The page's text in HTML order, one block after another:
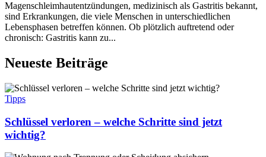
Magenschleimhautentzündungen, medizinisch als Gastritis bekannt,
sind Erkrankungen, die viele Menschen in unterschiedlichen
Lebensphasen betreffen können. Ob plötzlich auftretend oder
chronisch: Gastritis kann zu...
Neueste Beiträge
Tipps
Schlüssel verloren – welche Schritte sind jetzt
wichtig?